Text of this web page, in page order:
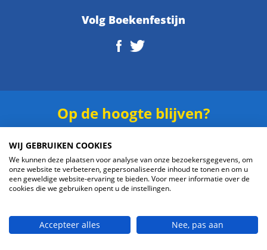
Volg Boekenfestijn
Op de hoogte blijven?
© 2026 Boekenfestijn.com | website doorBlueMinds.nl
WIJ GEBRUIKEN COOKIES
We kunnen deze plaatsen voor analyse van onze bezoekersgegevens, om
onze website te verbeteren, gepersonaliseerde inhoud te tonen en om u
een geweldige website-ervaring te bieden. Voor meer informatie over de
cookies die we gebruiken opent u de instellingen.
Accepteer alles Nee, pas aan